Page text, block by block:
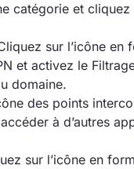
catégorie et
sur l’icône en
et activez le
domaine.
des points
à d’autres
sur l’icône en